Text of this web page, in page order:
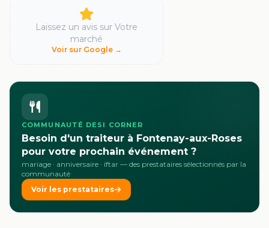
Laissez un avis sur Votre
marché
Voir sur Google →
COMMUNAUTÉ DESI CORNER
Besoin d'un traiteur à Fontenay-aux-Roses
pour votre prochain événement ?
mariage · anniversaire · iftar — des prestataires sélectionnés par la
communauté
Voir les prestataires